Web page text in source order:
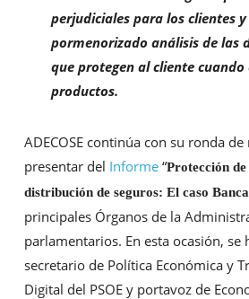
perjudiciales para los clientes
pormenorizado análisis de las
que protegen al cliente
productos.
ADECOSE continúa con su ronda
presentar del Informe“Protección de
distribución de seguros: El caso
principales Órganos de la
parlamentarios. En esta ocasión, se
secretario de Política Económica y
Digital del PSOE y portavoz de